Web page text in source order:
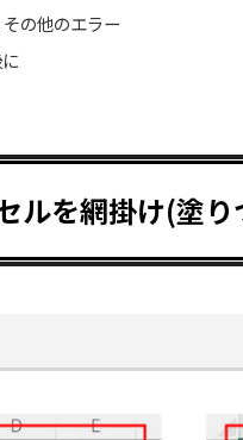
その他のエラー
を網掛け(塗り